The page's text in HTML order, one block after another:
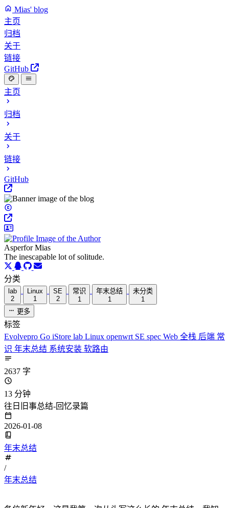
Mias' blog
主页
归档
关于
链接
GitHub
主页
归档
关于
链接
GitHub
Asperfor Mias
The inescapable lot of solitude.
分类
lab
2
Linux
1
SE
2
常识
1
年末总结
1
未分类
1
更多
标签
Evolvepro Go iStore lab Linux openwrt SE spec Web 全栈 后端 常
识 年末总结 系统安装 软路由
2637 字
13 分钟
往日旧事总结-回忆录篇
2026-01-08
年末总结
/
年末总结